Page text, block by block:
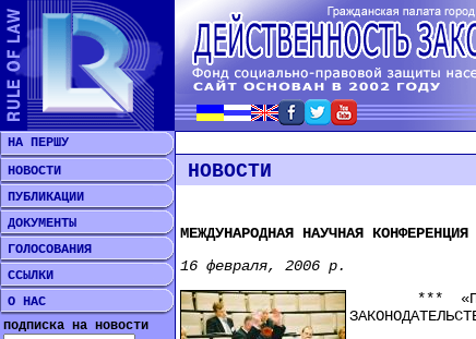
НА ПЕРШУ
НОВОСТИ
ПУБЛИКАЦИИ
ДОКУМЕНТЫ
ГОЛОСОВАНИЯ
ССЫЛКИ
О НАС
подписка на новости
НОВОСТИ
МЕЖДУНАРОДНАЯ НАУЧНАЯ
16 февраля, 2006 р.
***